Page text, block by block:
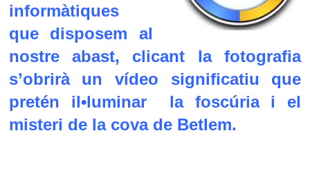
informàtiques
que disposem al
nostre abast, clicant la fotografia
s’obrirà un vídeo significatiu que
pretén il•luminar la foscúria i el
misteri de la cova de Betlem.